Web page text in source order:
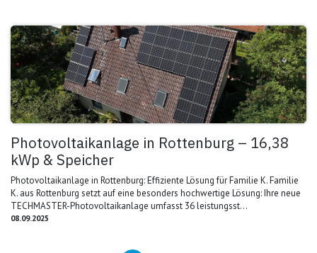
Photovoltaikanlage in Rottenburg – 16,38
kWp & Speicher
Photovoltaikanlage in Rottenburg: Effiziente Lösung für Familie K. Familie
K. aus Rottenburg setzt auf eine besonders hochwertige Lösung: Ihre neue
TECHMASTER-Photovoltaikanlage umfasst 36 leistungsst...
08.09.2025